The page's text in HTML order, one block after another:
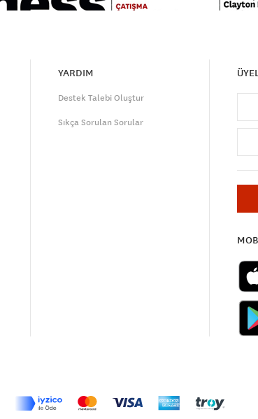
YARDIM
Destek Talebi Oluştur
Sıkça Sorulan Sorular